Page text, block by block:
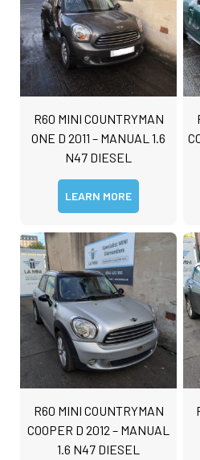
R60 MINI COUNTRYMAN
ONE D 2011 – MANUAL 1.6
N47 DIESEL
LEARN MORE
R60 MINI COUNTRYMAN
COOPER D 2012 – MANUAL
1.6 N47 DIESEL
a
m
e
*
D
e
t
a
i
l
s
*
First
C
o
m
m
e
n
t
o
r
M